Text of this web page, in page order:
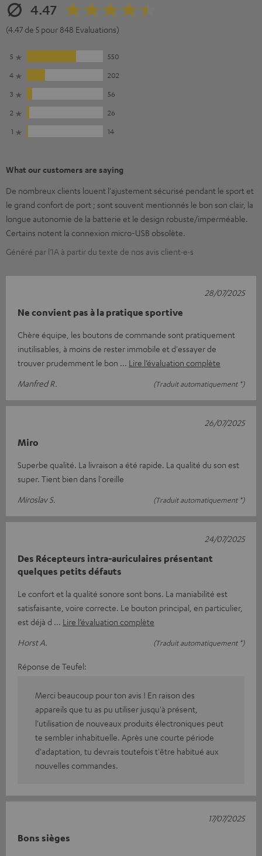
4.47
(4.47 de 5 pour 848 Evaluations)
5
550
4
202
3
56
2
26
1
14
What our customers are saying
De nombreux clients louent l'ajustement sécurisé pendant le sport et
le grand confort de port ; sont souvent mentionnés le bon son clair, la
longue autonomie de la batterie et le design robuste/imperméable.
Certains notent la connexion micro-USB obsolète.
Généré par l’IA à partir du texte de nos avis client·e·s
Ne convient pas à la pratique sportive
Chère équipe, les boutons de commande sont pratiquement
inutilisables, à moins de rester immobile et d'essayer de
trouver prudemment le bon
Lire l’évaluation complète
Manfred R.
(Traduit automatiquement *)
28/07/2025
Miro
Superbe qualité. La livraison a été rapide. La qualité du son est
super. Tient bien dans l'oreille
Miroslav S.
(Traduit automatiquement *)
26/07/2025
Des Récepteurs intra-auriculaires présentant
quelques petits défauts
Le confort et la qualité sonore sont bons. La maniabilité est
satisfaisante, voire correcte. Le bouton principal, en particulier,
est déjà d
Lire l’évaluation complète
Horst A.
(Traduit automatiquement *)
24/07/2025
Réponse de Teufel:
Merci beaucoup pour ton avis ! En raison des
appareils que tu as pu utiliser jusqu'à présent,
l'utilisation de nouveaux produits électroniques peut
te sembler inhabituelle. Après une courte période
d'adaptation, tu devrais toutefois t'être habitué aux
nouvelles commandes.
Bons sièges
17/07/2025